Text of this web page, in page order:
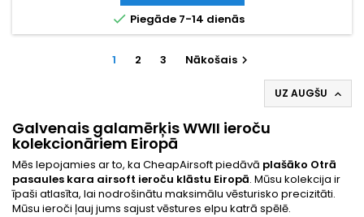
 Piegāde 7-14 dienās
1 2 3 Nākošais 
UZ AUGŠU 
Galvenais galamērķis WWII ieroču
kolekcionāriem Eiropā
Mēs lepojamies ar to, ka CheapAirsoft piedāvā plašāko Otrā
pasaules kara airsoft ieroču klāstu Eiropā. Mūsu kolekcija ir
īpaši atlasīta, lai nodrošinātu maksimālu vēsturisko precizitāti.
Mūsu ieroči ļauj jums sajust vēstures elpu katrā spēlē.